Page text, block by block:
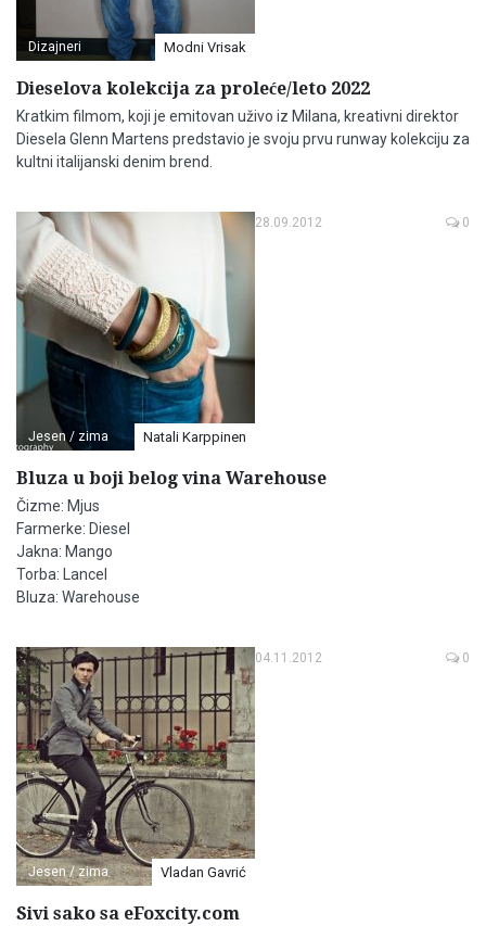
Dizajneri Modni Vrisak
Dieselova kolekcija za proleće/leto 2022
Kratkim filmom, koji je emitovan uživo iz Milana, kreativni direktor
Diesela Glenn Martens predstavio je svoju prvu runway kolekciju za
kultni italijanski denim brend.
Jesen / zima Natali Karppinen
28.09.2012 0
Bluza u boji belog vina Warehouse
Čizme: Mjus
Farmerke: Diesel
Jakna: Mango
Torba: Lancel
Bluza: Warehouse
Jesen / zima Vladan Gavrić
04.11.2012 0
Sivi sako sa eFoxcity.com